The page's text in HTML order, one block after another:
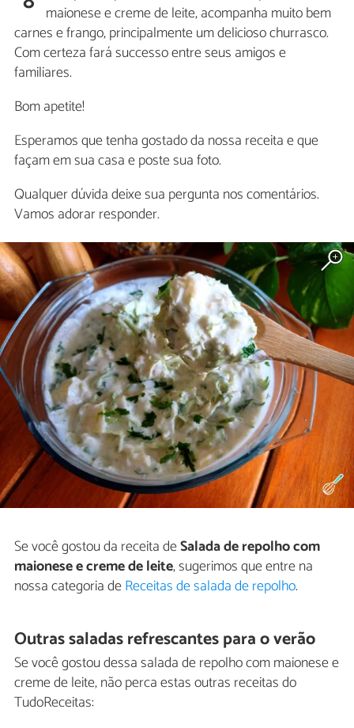
maionese e creme de leite, acompanha muito bem
carnes e frango, principalmente um delicioso churrasco.
Com certeza fará successo entre seus amigos e
familiares.
Bom apetite!
Esperamos que tenha gostado da nossa receita e que
façam em sua casa e poste sua foto.
Qualquer dúvida deixe sua pergunta nos comentários.
Vamos adorar responder.
Se você gostou da receita deSalada de repolho com
maionese e creme de leite, sugerimos que entre na
nossa categoria deReceitas de salada de repolho.
Outras saladas refrescantes para o verão
Se você gostou dessa salada de repolho com maionese e
creme de leite, não perca estas outras receitas do
TudoReceitas: